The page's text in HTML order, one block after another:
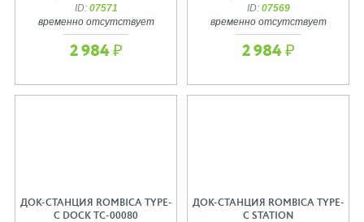
ID: 07571
временно отсутствует
2 984 ₽
ID: 07569
временно отсутствует
2 984 ₽
ДОК-СТАНЦИЯ ROMBICA TYPE-
C DOCK TC-00080
ДОК-СТАНЦИЯ ROMBICA TYPE-
C STATION